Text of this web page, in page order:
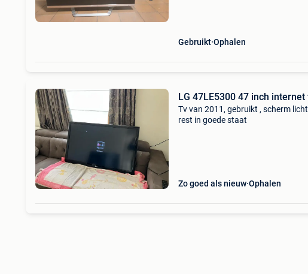
Gebruikt Ophalen
LG 47LE5300 47 inch
Tv van 2011, gebruikt , scherm
rest in goede staat
Zo goed als nieuw Ophalen